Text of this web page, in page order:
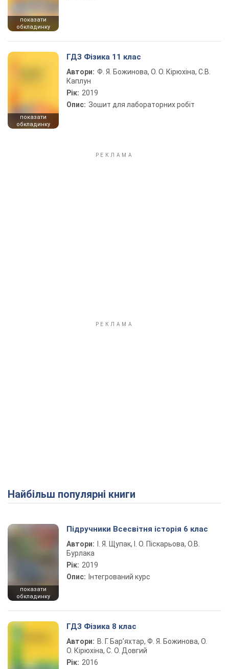
показати
обкладинку
показати
обкладинку
ГДЗ Фізика 11 клас
Автори: Ф. Я. Божинова, О. О. Кірюхіна, С.В.
Каплун
Рік: 2019
Опис: Зошит для лабораторних робіт
Найбільш популярні книги
показати
обкладинку
Підручники Всесвітня історія 6 клас
Автори:
І. Я. Щупак, І. О. Піскарьова, О.В.
Бурлака
Рік: 2019
Опис: Інтегрований курс
ГДЗ Фізика 8 клас
Автори: В. Г. Бар’яхтар, Ф. Я. Божинова, О.
О. Кірюхіна, С. О. Довгий
Рік: 2016